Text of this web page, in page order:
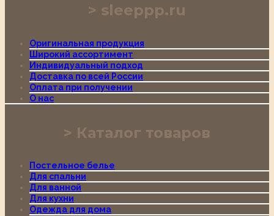
sleeppp.ru
Оригинальная продукция
Широкий ассортимент
Индивидуальный подход
Доставка по всей России
Оплата при получении
О нас
Каталог товаров
Постельное белье
Для спальни
Для ванной
Для кухни
Одежда для дома